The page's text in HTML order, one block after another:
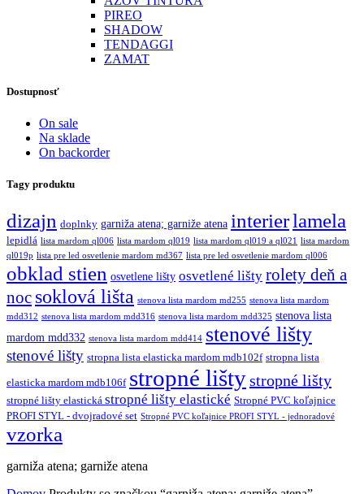
PIREO
SHADOW
TENDAGGI
ZAMAT
Dostupnosť
On sale
Na sklade
On backorder
Tagy produktu
dizajn doplnky garniža atena; garniže atena interierlamela
lepidlá lista mardom ql006 lista mardom ql019 lista mardom ql019 a ql021
lista mardom
ql019p lista pre led osvetlenie mardom md367 lista pre led osvetlenie mardom ql006
obklad stien osvetlene lišty osvetlené lišty rolety deň a
noc soklová lišta stenova lista mardom md255 stenova lista mardom
mdd312 stenova lista mardom mdd316 stenova lista mardom mdd325 stenova lista
mardom mdd332 stenova lista mardom mdd414 stenové lišty
stenové lišty stropna lista elasticka mardom mdb102f stropna lista
elasticka mardom mdb106f stropné lištystropné lišty
stropné lišty elastická stropné lišty elastické Stropné PVC koľajnice
PROFI STYL - dvojradové set Stropné PVC koľajnice PROFI STYL - jednoradové
vzorka
garniža atena; garniže atena